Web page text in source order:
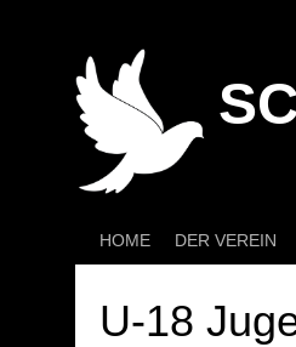
HOME DER VEREIN
U-18